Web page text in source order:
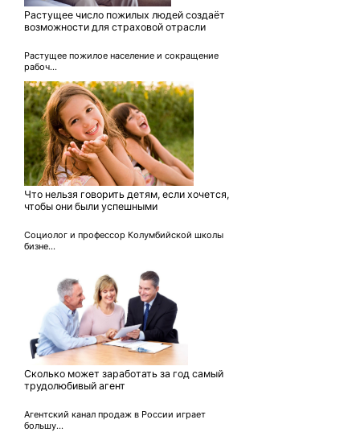
Растущее число пожилых людей создаёт
возможности для страховой отрасли
Растущее пожилое население и сокращение
рабоч...
Что нельзя говорить детям, если хочется,
чтобы они были успешными
Социолог и профессор Колумбийской школы
бизне...
Сколько может заработать за год самый
трудолюбивый агент
Агентский канал продаж в России играет
большу...